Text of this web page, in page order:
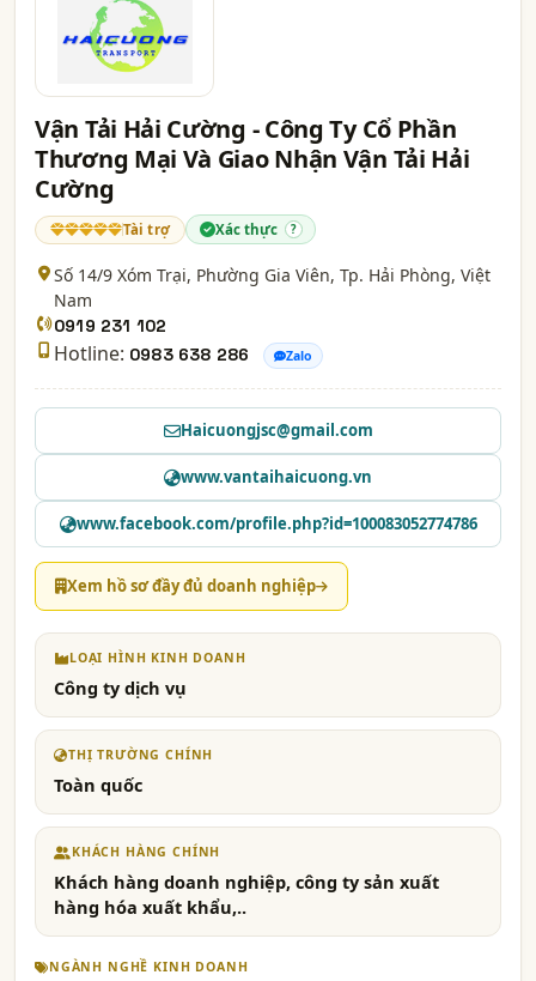
Vận Tải Hải Cường - Công Ty Cổ Phần
Thương Mại Và Giao Nhận Vận Tải Hải
Cường
Tài trợ Xác thực ?
Số 14/9 Xóm Trại, Phường Gia Viên, Tp. Hải Phòng, Việt
Nam
0919 231 102
Hotline: 0983 638 286 Zalo
Haicuongjsc@gmail.com
www.vantaihaicuong.vn
www.facebook.com/profile.php?id=100083052774786
Xem hồ sơ đầy đủ doanh nghiệp
LOẠI HÌNH KINH DOANH
Công ty dịch vụ
THỊ TRƯỜNG CHÍNH
Toàn quốc
KHÁCH HÀNG CHÍNH
Khách hàng doanh nghiệp, công ty sản xuất
hàng hóa xuất khẩu,..
NGÀNH NGHỀ KINH DOANH